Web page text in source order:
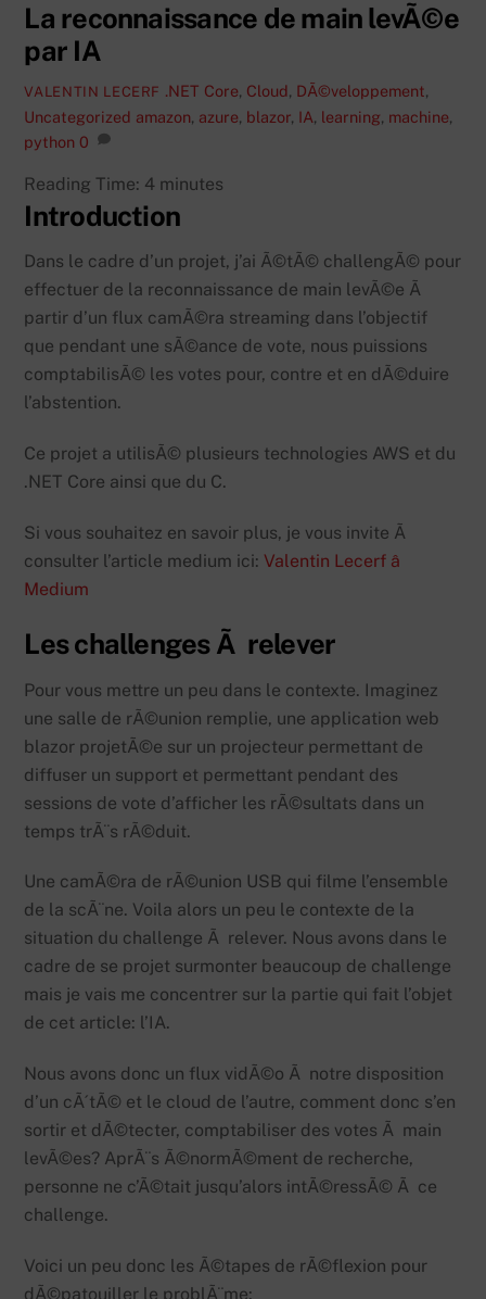
La reconnaissance de main levÃ©e
par IA
VALENTIN LECERF .NET Core, Cloud, DÃ©veloppement,
Uncategorized amazon, azure, blazor, IA, learning, machine,
python 0
Reading Time: 4 minutes
Introduction
Dans le cadre d’un projet, j’ai Ã©tÃ© challengÃ© pour
effectuer de la reconnaissance de main levÃ©e Ã
partir d’un flux camÃ©ra streaming dans l’objectif
que pendant une sÃ©ance de vote, nous puissions
comptabilisÃ© les votes pour, contre et en dÃ©duire
l’abstention.
Ce projet a utilisÃ© plusieurs technologies AWS et du
.NET Core ainsi que du C.
Si vous souhaitez en savoir plus, je vous invite Ã
consulter l’article medium ici: Valentin Lecerf â
Medium
Les challenges Ã relever
Pour vous mettre un peu dans le contexte. Imaginez
une salle de rÃ©union remplie, une application web
blazor projetÃ©e sur un projecteur permettant de
diffuser un support et permettant pendant des
sessions de vote d’afficher les rÃ©sultats dans un
temps trÃ¨s rÃ©duit.
Une camÃ©ra de rÃ©union USB qui filme l’ensemble
de la scÃ¨ne. Voila alors un peu le contexte de la
situation du challenge Ã relever. Nous avons dans le
cadre de se projet surmonter beaucoup de challenge
mais je vais me concentrer sur la partie qui fait l’objet
de cet article: l’IA.
Nous avons donc un flux vidÃ©o Ã notre disposition
d’un cÃ´tÃ© et le cloud de l’autre, comment donc s’en
sortir et dÃ©tecter, comptabiliser des votes Ã main
levÃ©es? AprÃ¨s Ã©normÃ©ment de recherche,
personne ne c’Ã©tait jusqu’alors intÃ©ressÃ© Ã ce
challenge.
Voici un peu donc les Ã©tapes de rÃ©flexion pour
dÃ©patouiller le problÃ¨me: